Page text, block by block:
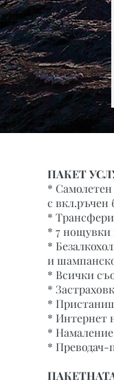
ПАКЕТ
*
с вкл.ръчен
*
* 7 нощувки
*
и
* Всички
*
*
* Интернет
*
* Преводач-